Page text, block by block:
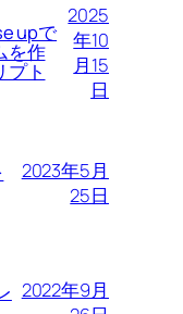
upで
を作
プト
2025
年10
月15
日
2023年5月
25日
2022年9月